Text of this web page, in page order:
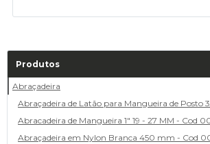
Produtos
Abraçadeira
Abraçadeira de Latão para Mangueira de Posto
Abracadeira de Mangueira 1" 19 - 27 MM - Cod
Abraçadeira em Nylon Branca 450 mm - Cod